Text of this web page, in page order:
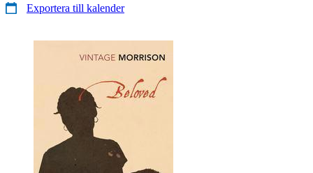
Exportera till kalender